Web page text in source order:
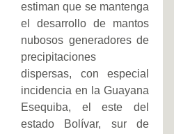
estiman que se mantenga
el desarrollo de mantos
nubosos generadores de
precipitaciones
dispersas, con especial
incidencia en la Guayana
Esequiba, el este del
estado Bolívar, sur de